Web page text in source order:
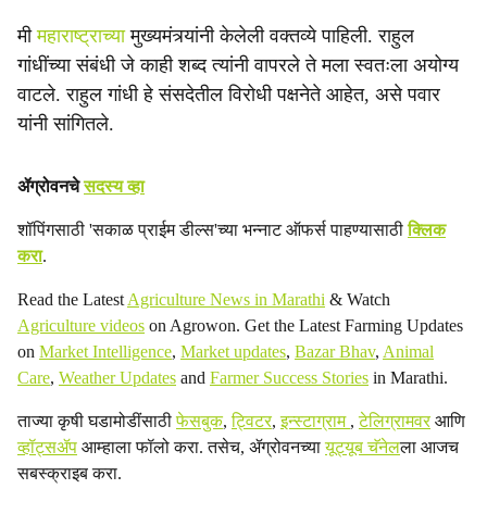
मीमहाराष्ट्राच्यामुख्यमंत्र्यांनी केलेली वक्तव्ये पाहिली. राहुल
गांधींच्या संबंधी जे काही शब्द त्यांनी वापरले ते मला स्वतःला अयोग्य
वाटले. राहुल गांधी हे संसदेतील विरोधी पक्षनेते आहेत, असे पवार
यांनी सांगितले.
ॲग्रोवनचेसदस्य व्हा
शॉपिंगसाठी 'सकाळ प्राईम डील्स'च्या भन्नाट ऑफर्स पाहण्यासाठीक्लिक
करा.
Read the Latest Agriculture News in Marathi & Watch
Agriculture videos on Agrowon. Get the Latest Farming Updates
on Market Intelligence, Market updates, Bazar Bhav, Animal
Care, Weather Updates and Farmer Success Stories in Marathi.
ताज्या कृषी घडामोडींसाठीफेसबुक,ट्विटर,इन्स्टाग्राम ,टेलिग्रामवरआणि
व्हॉट्सॲप आम्हाला फॉलो करा. तसेच, ॲग्रोवनच्यायूट्यूब चॅनेलला आजच
सबस्क्राइब करा.